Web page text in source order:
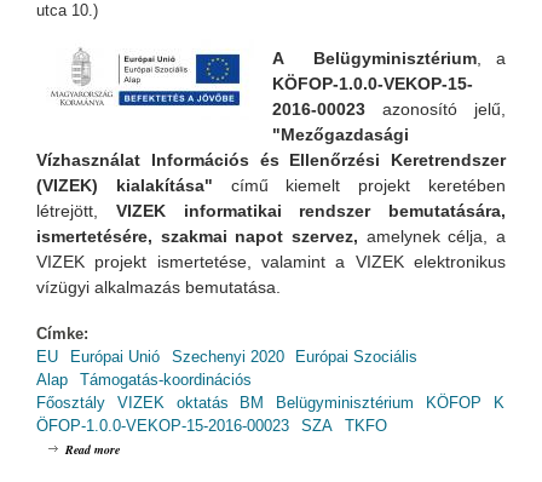
utca 10.)
A Belügyminisztérium , a
KÖFOP-1.0.0-VEKOP-15-
2016-00023 azonosító jelű,
"Mezőgazdasági
Vízhasználat Információs és Ellenőrzési Keretrendszer
(VIZEK) kialakítása" című kiemelt projekt keretében
létrejött, VIZEK informatikai rendszer bemutatására,
ismertetésére, szakmai napot szervez, amelynek célja, a
VIZEK projekt ismertetése, valamint a VIZEK elektronikus
vízügyi alkalmazás bemutatása.
Címke:
EU
Európai Unió Szechenyi 2020
Európai Szociális
Alap
Támogatás-koordinációs
Főosztály
VIZEK oktatás BM Belügyminisztérium KÖFOP
K
ÖFOP-1.0.0-VEKOP-15-2016-00023
SZA TKFO
Read more